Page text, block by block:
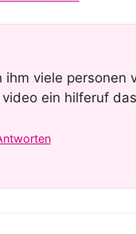
ihm viele personen
ein hilferuf